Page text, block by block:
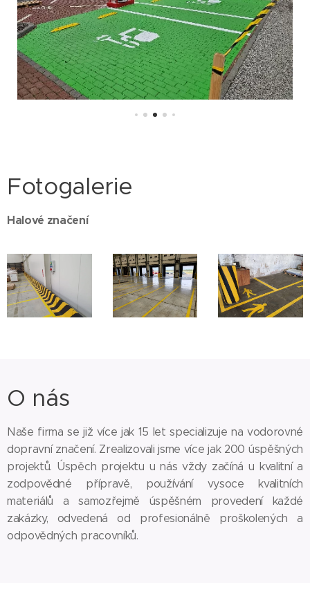
Fotogalerie
Halové značení
O nás
Naše firma se již více jak 15 let specializuje na vodorovné
dopravní značení. Zrealizovali jsme více jak 200 úspěšných
projektů. Úspěch projektu u nás vždy začíná u kvalitní a
zodpovědné přípravě, používání vysoce kvalitních
materiálů a samozřejmě úspěšném provedení každé
zakázky, odvedená od profesionálně proškolených a
odpovědných pracovníků.